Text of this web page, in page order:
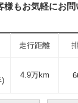
もお気軽にお
走行距離
)
4.9万km